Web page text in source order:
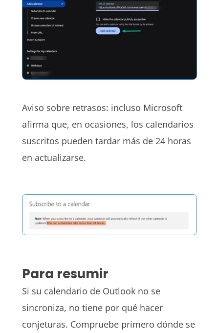
Aviso sobre retrasos: incluso Microsoft
afirma que, en ocasiones, los calendarios
suscritos pueden tardar más de 24 horas
en actualizarse.
Para resumir
Si su calendario de Outlook no se
sincroniza, no tiene por qué hacer
conjeturas. Compruebe primero dónde se